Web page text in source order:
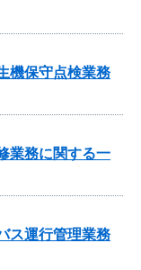
機保守点検業務
業務に関する一
ス運行管理業務